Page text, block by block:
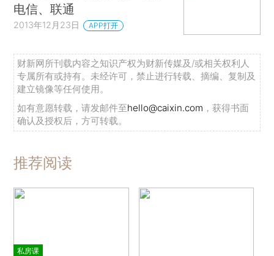
电信、联通
2013年12月23日 APP打开
财新网所刊载内容之知识产权为财新传媒及/或相关权利人
专属所有或持有。未经许可，禁止进行转载、摘编、复制及
建立镜像等任何使用。
如有意愿转载，请发邮件至hello@caixin.com ，获得书面
确认及授权后，方可转载。
推荐阅读
私房课